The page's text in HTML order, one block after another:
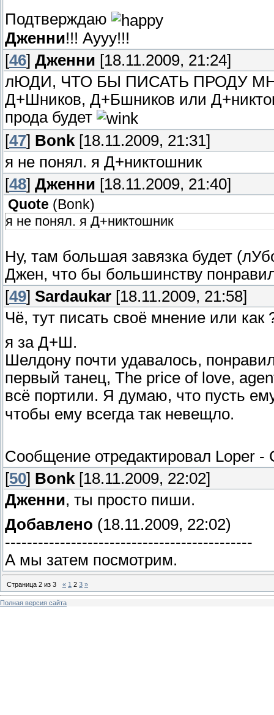
Подтверждаю
Дженни!!! Аууу!!!
[46] Дженни [18.11.2009, 21:24]
лЮДИ, ЧТО БЫ ПИСАТЬ ПРОДУ
Д+Шников, Д+Бшников или
прода будет
[47] Bonk [18.11.2009, 21:31]
я не понял. я Д+никтошник
[48] Дженни [18.11.2009, 21:40]
Quote (Bonk)
я не понял. я Д+никтошник
Ну, там большая завязка будет
Джен, что бы большинству
[49] Sardaukar [18.11.2009, 21:58]
Чё, тут писать своё мнение или как
я за Д+Ш.
Шелдону почти удавалось,
первый танец, The price of love,
всё портили. Я думаю, что пусть
чтобы ему всегда так невещло.
Сообщение отредактировал Loper -
[50] Bonk [18.11.2009, 22:02]
Дженни, ты просто пиши.
Добавлено (18.11.2009, 22:02)
---------------------------------------------
А мы затем посмотрим.
Страница 2 из 3 « 1 2 3 »
Полная версия сайта